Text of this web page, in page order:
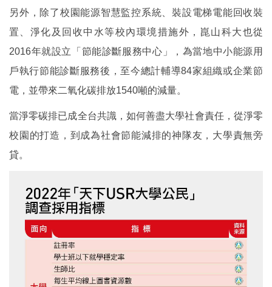
另外，除了校園能源智慧監控系統、裝設電梯電能回收裝
置、淨化及回收中水等校內環境措施外，崑山科大也從
2016年就設立「節能診斷服務中心」，為當地中小能源用
戶執行節能診斷服務後，至今總計輔導84家組織或企業節
電，並帶來二氧化碳排放1540噸的減量。
當淨零碳排已成全台共識，如何善盡大學社會責任，從淨零
校園的打造，到成為社會節能減排的神隊友，大學責無旁
貸。